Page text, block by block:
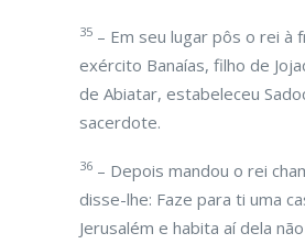
35 – Em seu lugar pôs o rei à
exército Banaías, filho de
de Abiatar, estabeleceu
sacerdote.
36 – Depois mandou o rei
disse-lhe: Faze para ti uma
Jerusalém e habita aí dela